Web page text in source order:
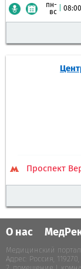
пн-
вс
Проспект
О нас
Медицинский портал
Адрес: Россия,